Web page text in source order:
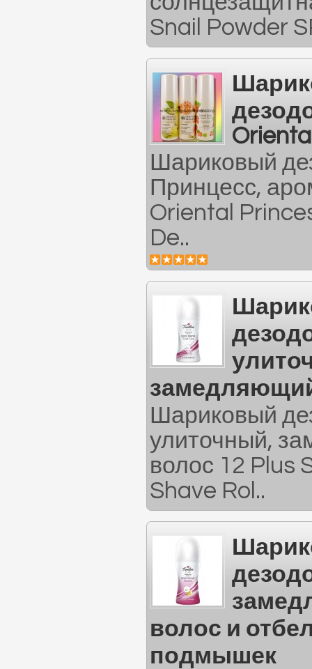
Snail Powder
Шариковый
Принцесс,
Oriental
De..
Шариковый
улиточный,
волос 12 Plus
Shave Rol..
волос и
подмышек